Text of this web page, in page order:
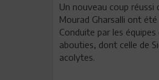
Un nouveau coup
Mourad Gharsalli ont
Conduite par les
abouties, dont celle de
acolytes.